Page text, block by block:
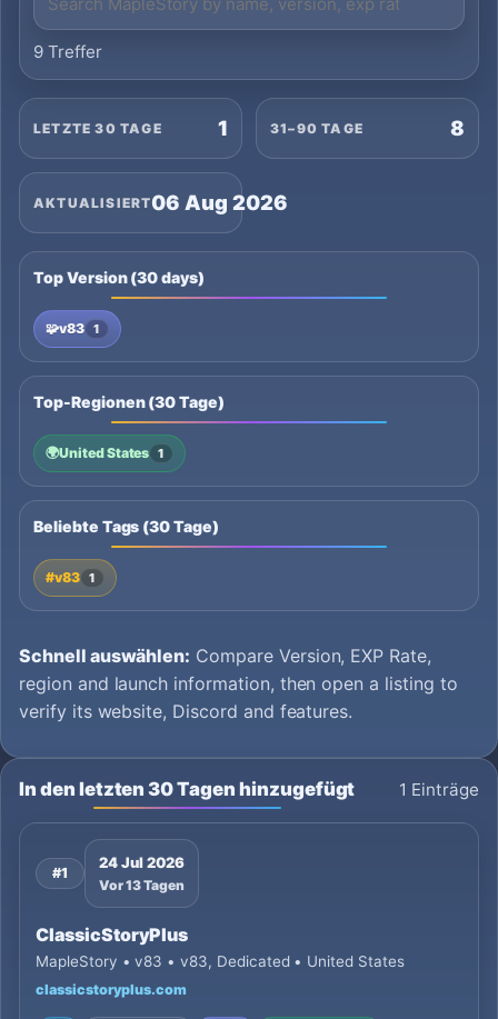
9 Treffer
LETZTE 30 TAGE 1 31–90 TAGE 8
AKTUALISIERT06 Aug 2026
Top Version (30 days)
🧩v83 1
Top-Regionen (30 Tage)
🌍United States 1
Beliebte Tags (30 Tage)
#v83 1
Schnell auswählen: Compare Version, EXP Rate,
region and launch information, then open a listing to
verify its website, Discord and features.
In den letzten 30 Tagen hinzugefügt 1 Einträge
#1
24 Jul 2026
Vor 13 Tagen
ClassicStoryPlus
MapleStory • v83 • v83, Dedicated • United States
classicstoryplus.com